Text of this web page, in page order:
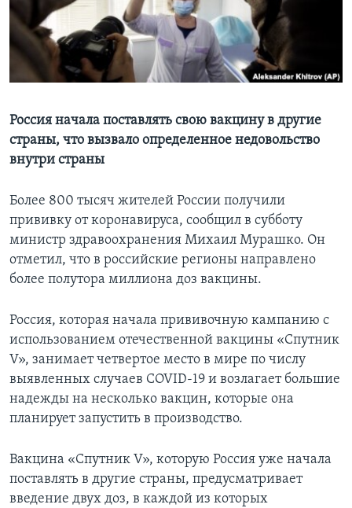
Learning English
СОЦИАЛЬНЫЕ СЕТИ
Языки
Россия начала поставлять свою вакцину в другие
страны, что вызвало определенное недовольство
внутри страны
Более 800 тысяч жителей России получили
прививку от коронавируса, сообщил в субботу
министр здравоохранения Михаил Мурашко. Он
отметил, что в российские регионы направлено
более полутора миллиона доз вакцины.
Россия, которая начала прививочную кампанию с
использованием отечественной вакцины «Спутник
V», занимает четвертое место в мире по числу
выявленных случаев COVID-19 и возлагает большие
надежды на несколько вакцин, которые она
планирует запустить в производство.
Вакцина «Спутник V», которую Россия уже начала
поставлять в другие страны, предусматривает
введение двух доз, в каждой из которых